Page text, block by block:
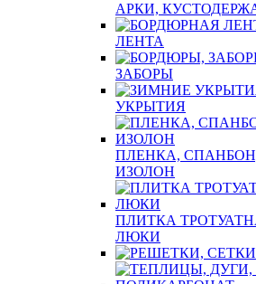
АРКИ,
ЛЕНТА
ЗАБОРЫ
УКРЫТИЯ
ПЛЕНКА,
ИЗОЛОН
ПЛИТКА
ЛЮКИ